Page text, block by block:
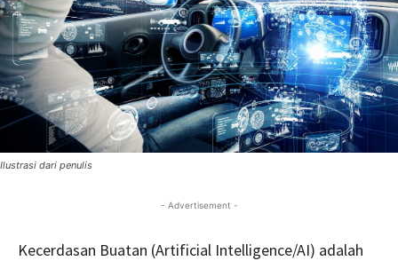
Ilustrasi dari penulis
- Advertisement -
Kecerdasan Buatan (Artificial Intelligence/AI) adalah